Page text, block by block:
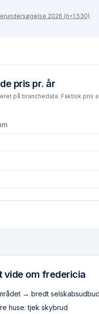
2026 (n=1.530)
pris pr. år
på branchedata. Faktisk
vide om fredericia
→ bredt selskabsudbud
huse: tjek skybrud